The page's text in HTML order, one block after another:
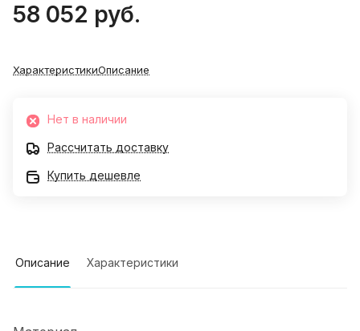
58 052 руб.
ХарактеристикиОписание
Нет в наличии
Рассчитать доставку
Купить дешевле
Описание Характеристики